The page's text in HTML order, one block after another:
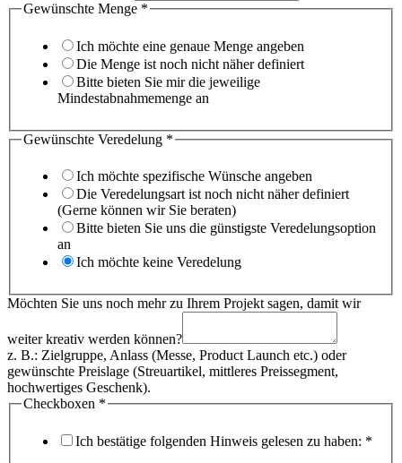
Gewünschte Menge *
Ich möchte eine genaue Menge angeben
Die Menge ist noch nicht näher definiert
Bitte bieten Sie mir die jeweilige
Mindestabnahmemenge an
Gewünschte Veredelung *
Ich möchte spezifische Wünsche angeben
Die Veredelungsart ist noch nicht näher definiert
(Gerne können wir Sie beraten)
Bitte bieten Sie uns die günstigste Veredelungsoption
an
Ich möchte keine Veredelung
Möchten Sie uns noch mehr zu Ihrem Projekt sagen, damit wir
weiter kreativ werden können?
z. B.: Zielgruppe, Anlass (Messe, Product Launch etc.) oder
gewünschte Preislage (Streuartikel, mittleres Preissegment,
hochwertiges Geschenk).
Checkboxen *
Ich bestätige folgenden Hinweis gelesen zu haben: *